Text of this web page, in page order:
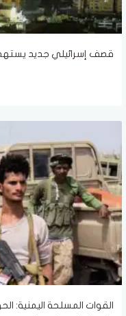
قصف إسرائيلي جديد
القوات المسلحة اليمنية: